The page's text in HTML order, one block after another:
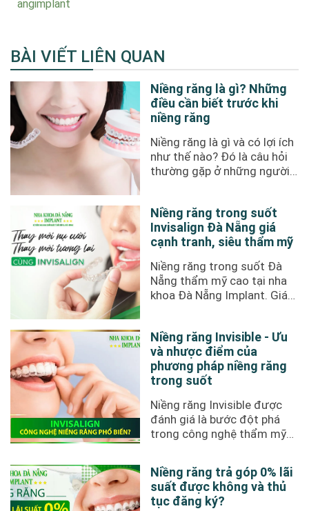
angimplant
BÀI VIẾT LIÊN QUAN
Niềng răng là gì? Những
điều cần biết trước khi
niềng răng
Niềng răng là gì và có lợi ích
như thế nào? Đó là câu hỏi
thường gặp ở những người
Niềng răng trong suốt
Invisalign Đà Nẵng giá
cạnh tranh, siêu thẩm mỹ
Niềng răng trong suốt Đà
Nẵng thẩm mỹ cao tại nha
khoa Đà Nẵng Implant. Giá
Niềng răng Invisible - Ưu
và nhược điểm của
phương pháp niềng răng
trong suốt
Niềng răng Invisible được
đánh giá là bước đột phá
trong công nghệ thẩm mỹ
Phương ...
Niềng răng trả góp 0% lãi
suất được không và thủ
tục đăng ký?